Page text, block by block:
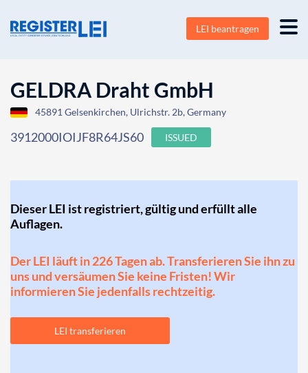
LEI beantragen
GELDRA Draht GmbH
45891 Gelsenkirchen, Ulrichstr. 2b, Germany
3912000IOIJF8R64JS60 ISSUED
Dieser LEI ist registriert, gültig und erfüllt alle
Auflagen.
Der LEI läuft in 226 Tagen ab. Transferieren Sie ihn zu
uns und versäumen Sie keine Fristen! Wir
informieren Sie jedenfalls rechtzeitig.
LEI transferieren